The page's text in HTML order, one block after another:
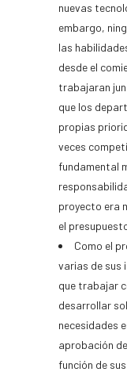
nuevas
embargo,
las
desde el
trabajaran
que los
propias
veces
fundamental
proyecto era
el
Como el
varias de sus
que trabajar
desarrollar
necesidades
aprobación
función de